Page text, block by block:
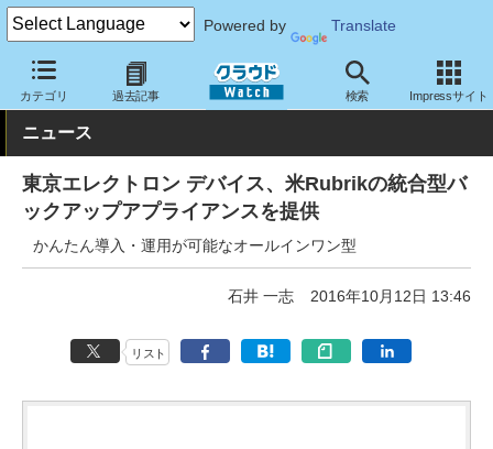
Powered by Translate
カテゴリ 過去記事 検索 Impressサイト
クラウド Watch ハード・インフラ ハードウェア アプライアン
ニュース
東京エレクトロン デバイス、米Rubrikの統合型バ
ックアップアプライアンスを提供
かんたん導入・運用が可能なオールインワン型
石井 一志 2016年10月12日 13:46
リスト